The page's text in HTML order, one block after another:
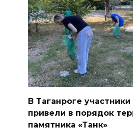
В Таганроге
привели в порядок
памятника «Танк»